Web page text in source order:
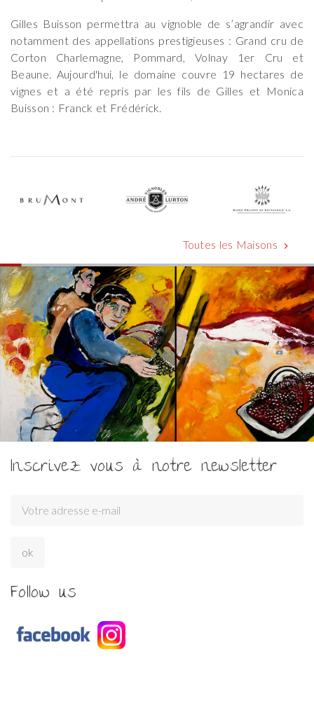
Gilles Buisson permettra au vignoble de s’agrandir avec
notamment des appellations prestigieuses : Grand cru de
Corton Charlemagne, Pommard, Volnay 1er Cru et
Beaune. Aujourd'hui, le domaine couvre 19 hectares de
vignes et a été repris par les fils de Gilles et Monica
Buisson : Franck et Frédérick.
Toutes les Maisons chevron_right
Inscrivez vous à notre newsletter
Follow us